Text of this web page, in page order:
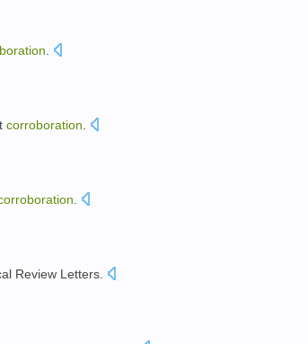
.
corroboration
Review Letters